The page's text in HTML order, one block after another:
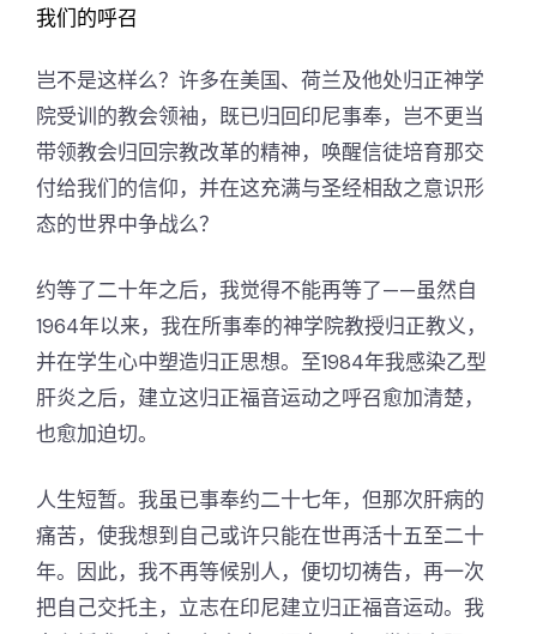
我们的呼召
岂不是这样么？许多在美国、荷兰及他处归正神学
院受训的教会领袖，既已归回印尼事奉，岂不更当
带领教会归回宗教改革的精神，唤醒信徒培育那交
付给我们的信仰，并在这充满与圣经相敌之意识形
态的世界中争战么？
约等了二十年之后，我觉得不能再等了——虽然自
1964年以来，我在所事奉的神学院教授归正教义，
并在学生心中塑造归正思想。至1984年我感染乙型
肝炎之后，建立这归正福音运动之呼召愈加清楚，
也愈加迫切。
人生短暂。我虽已事奉约二十七年，但那次肝病的
痛苦，使我想到自己或许只能在世再活十五至二十
年。因此，我不再等候别人，便切切祷告，再一次
把自己交托主，立志在印尼建立归正福音运动。我